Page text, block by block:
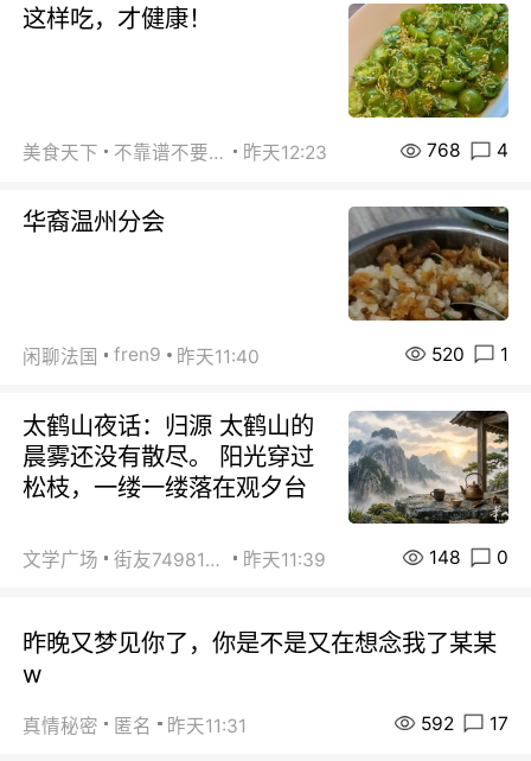
这样吃，才健康！
美食天下 不靠谱不要联系 昨天12:23 768 4
华裔温州分会
闲聊法国 fren9 昨天11:40 520 1
太鹤山夜话：归源 太鹤山的
晨雾还没有散尽。 阳光穿过
松枝，一缕一缕落在观夕台
文学广场 街友74981146 昨天11:39 148 0
昨晚又梦见你了，你是不是又在想念我了某某
w
真情秘密 匿名 昨天11:31 592 17